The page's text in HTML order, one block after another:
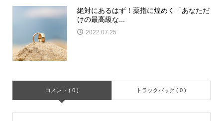
絶対にあるはず！薬指に煌めく「あなただ
けの最高級な...
2022.07.25
コメント ( 0 ) トラックバック ( 0 )